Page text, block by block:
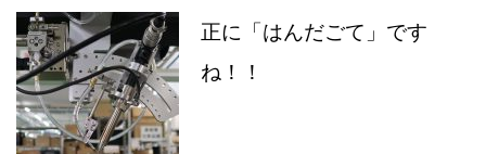
正に「はんだごて」です
ね！！